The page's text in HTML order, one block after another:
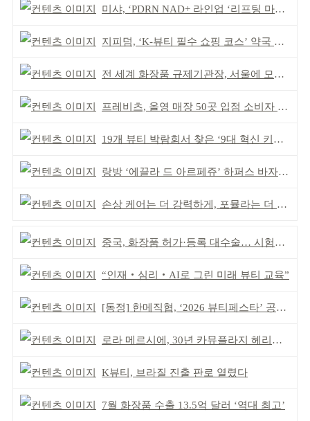
미샤, ‘PDRN NAD+ 라인업 ‘리프팅 마스크’ 출시
지피덤, ‘K-뷰티 필수 쇼핑 코스’ 약국 공략
전 세계 화장품 규제기관장, 서울에 모인다
프레비츠, 올영 매장 50곳 입점 소비자 접점 강화
19개 뷰티 박람회서 찾은 ‘9대 혁신 키워드’
랑방 ‘에끌라 드 아르페쥬’ 하퍼스 바자 화보 공개
손상 케어는 더 강력하게, 포뮬라는 더 산뜻하게!
중국, 화장품 허가·등록 대수술… 시험자료 공용 허용
“인재‧심리‧AI로 그린 미래 뷰티 교육”
[동정] 한메직협, ‘2026 뷰티페스타’ 공동 주최
로라 메르시에, 30년 카뮤플라지 헤리티지 담아
K뷰티, 브라질 진출 판로 열렸다
7월 화장품 수출 13.5억 달러 ‘역대 최고’